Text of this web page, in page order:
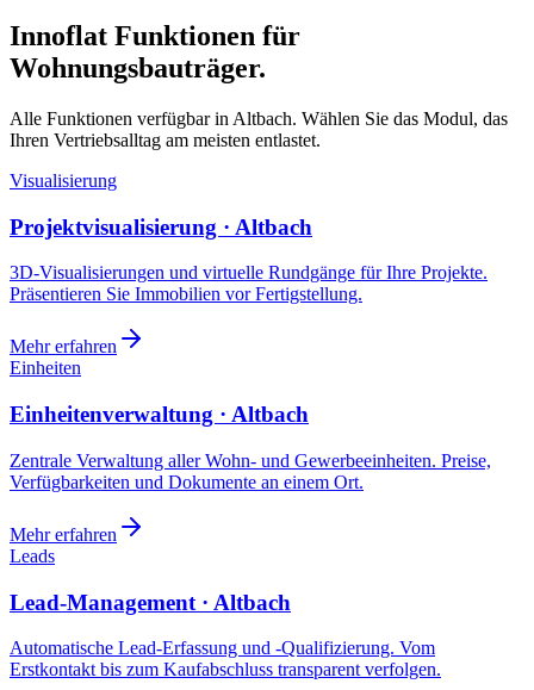
Innoflat Funktionen für
Wohnungsbauträger.
Alle Funktionen verfügbar in Altbach. Wählen Sie das Modul, das
Ihren Vertriebsalltag am meisten entlastet.
Visualisierung
Projektvisualisierung · Altbach
3D-Visualisierungen und virtuelle Rundgänge für Ihre Projekte.
Präsentieren Sie Immobilien vor Fertigstellung.
Mehr erfahren
Einheiten
Einheitenverwaltung · Altbach
Zentrale Verwaltung aller Wohn- und Gewerbeeinheiten. Preise,
Verfügbarkeiten und Dokumente an einem Ort.
Mehr erfahren
Leads
Lead-Management · Altbach
Automatische Lead-Erfassung und -Qualifizierung. Vom
Erstkontakt bis zum Kaufabschluss transparent verfolgen.